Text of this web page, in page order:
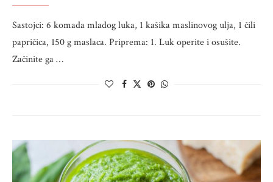
Sastojci: 6 komada mladog luka, 1 kašika maslinovog ulja, 1 čili
papričica, 150 g maslaca. Priprema: 1. Luk operite i osušite.
Začinite ga …